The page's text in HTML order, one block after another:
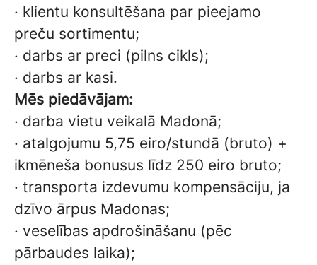
· klientu konsultēšana par pieejamo
preču sortimentu;
· darbs ar preci (pilns cikls);
· darbs ar kasi.
Mēs piedāvājam:
· darba vietu veikalā Madonā;
· atalgojumu 5,75 eiro/stundā (bruto) +
ikmēneša bonusus līdz 250 eiro bruto;
· transporta izdevumu kompensāciju, ja
dzīvo ārpus Madonas;
· veselības apdrošināšanu (pēc
pārbaudes laika);